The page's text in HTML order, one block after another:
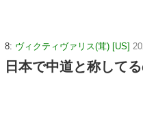
8: ヴィクティヴァリス(茸) [US]
日本で中道と称して